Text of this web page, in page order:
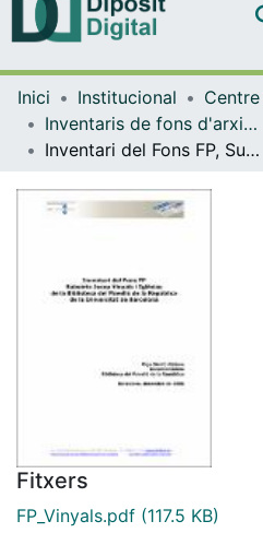
Inici Institucional
Inventaris de fons d'arxiu i de col·leccions especials (CRAI-UB)
Inventari del Fons FP, Subsèrie Josep Vinyals i Iglésias, del CRAI Biblioteca del Pavelló de la República de la Universitat de Barcelona
Fitxers
FP_Vinyals.pdf (117.5 KB)